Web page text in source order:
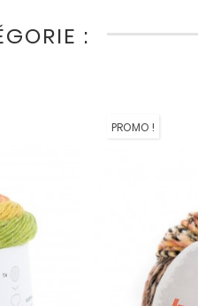
:
PROMO !